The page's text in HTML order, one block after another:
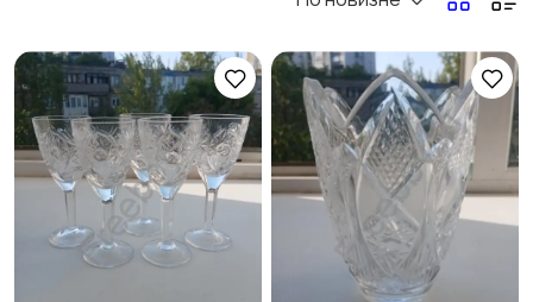
Оформление
Охрана и
сигнализации
Подставки и тумбы
Растения и семена